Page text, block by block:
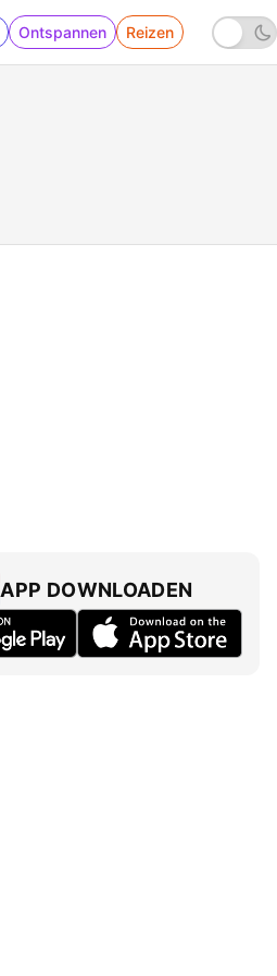
Ontspannen Reizen
APP DOWNLOADEN